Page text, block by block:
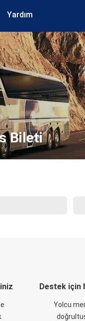
Yardım
Bileti
Destek için
Yolcu